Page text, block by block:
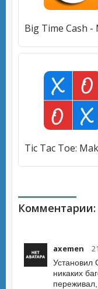
Комментарии:
axemen
Установил
никаких